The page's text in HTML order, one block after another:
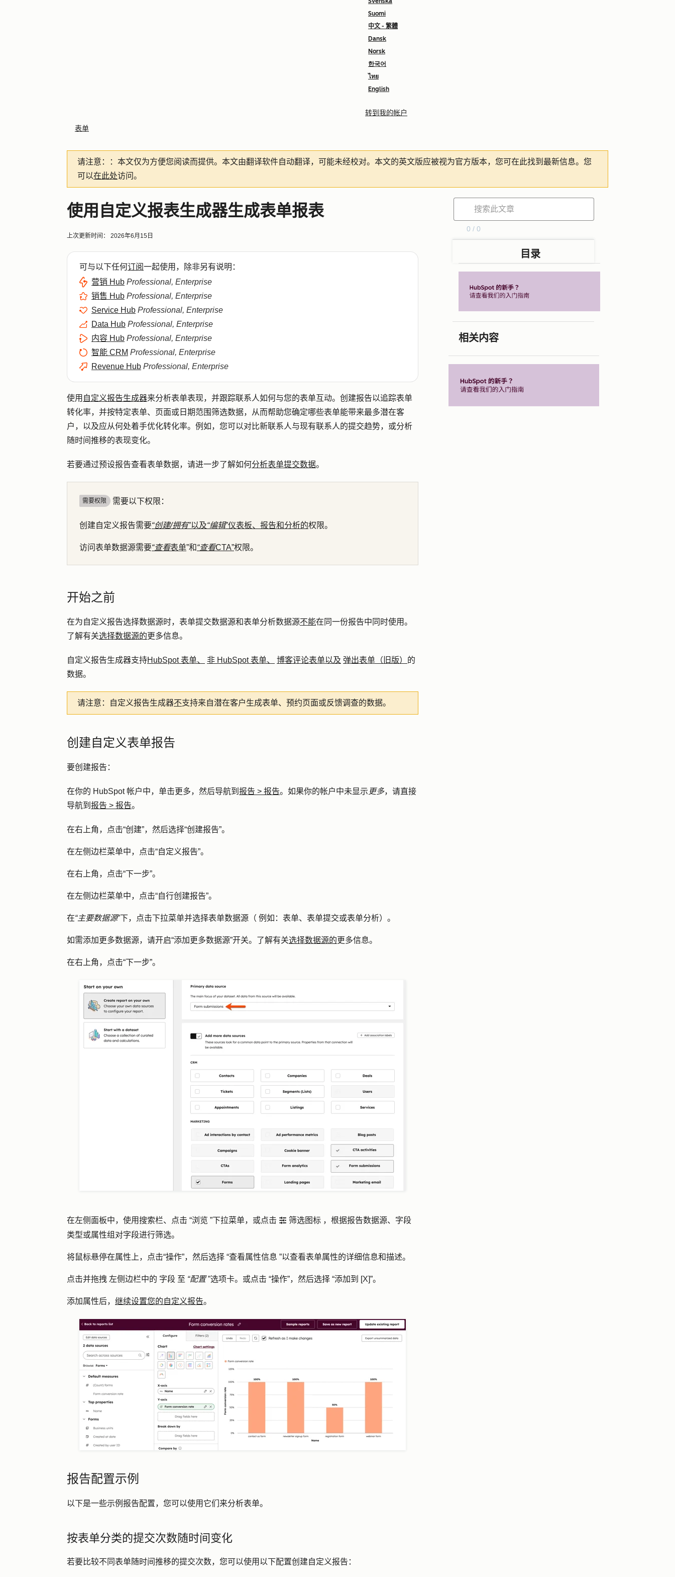
Suomi
中文 - 繁體
Dansk
Norsk
한국어
ไทย
English
转到我的帐户
表单
请注意： ：本文仅为方便您阅读而提供。 本文由翻译软件自动翻译，可能未经校对。本文的英文版应被视为官方版本，您可在此找到最新信息。您
可以在此处访问。
使用自定义报表生成器生成表单报表
上次更新时间： 2026年6月15日
可与以下任何订阅一起使用，除非另有说明：
营销 Hub Professional, Enterprise
销售 Hub Professional, Enterprise
Service Hub Professional, Enterprise
Data Hub Professional, Enterprise
内容 Hub Professional, Enterprise
智能 CRM Professional, Enterprise
Revenue Hub Professional, Enterprise
使用 自定义报告生成器来分析表单表现，并跟踪联系人如何与您的表单互动。创建报告以追踪表单
转化率，并按特定表单、页面或日期范围筛选数据，从而帮助您确定哪些表单能带来最多潜在客
户，以及应从何处着手优化转化率。例如，您可以对比新联系人与现有联系人的提交趋势，或分析
随时间推移的表现变化。
若要通过预设报告查看表单数据，请进一步了解如何分析表单提交数据。
需要权限 需要以下权限：
创建自定义报告需要“创建/拥有”以及“编辑”仪表板、报告和分析的权限。
访问表单数据源需要“查看表单”和“查看CTA”权限。
开始之前
在为自定义报告选择数据源时，表单提交数据源和表单分析数据源不能在同一份报告中同时使用。
了解有关选择数据源的更多信息。
自定义报告生成器支持HubSpot 表单、 非 HubSpot 表单、 博客评论表单以及 弹出表单（旧版） 的
数据。
请注意： 自定义报告生成器不支持来自潜在客户生成表单、预约页面或反馈调查的数据。
创建自定义表单报告
要创建报告：
在你的 HubSpot 帐户中，单击更多，然后导航到 报告 > 报告。如果你的帐户中未显示 更多，请直接
导航到 报告 > 报告。
在右上角，点击“创建”，然后选择“创建报告”。
在左侧边栏菜单中，点击“自定义报告”。
在右上角，点击“下一步”。
在左侧边栏菜单中，点击“自行创建报告”。
在“主要数据源”下，点击下拉菜单并选择表单数据源（ 例如：表单、表单提交或表单分析）。
如需添加更多数据源，请开启“添加更多数据源”开关。了解有关选择数据源的更多信息。
在右上角，点击“下一步”。
在左侧面板中，使用搜索栏、点击 “浏览 ”下拉菜单，或点击 filter 筛选图标 ，根据报告数据源、字段
类型或属性组对字段进行筛选。
将鼠标悬停在属性上，点击“操作”，然后选择 “查看属性信息 ”以查看表单属性的详细信息和描述。
点击并拖拽 左侧边栏中的 字段 至 “配置”选项卡。或点击 “操作”，然后选择 “添加到 [X]”。
添加属性后， 继续设置您的自定义报告。
报告配置示例
以下是一些示例报告配置，您可以使用它们来分析表单。
按表单分类的提交次数随时间变化
若要比较不同表单随时间推移的提交次数，您可以使用以下配置创建自定义报告：
0 / 0
目录
相关内容